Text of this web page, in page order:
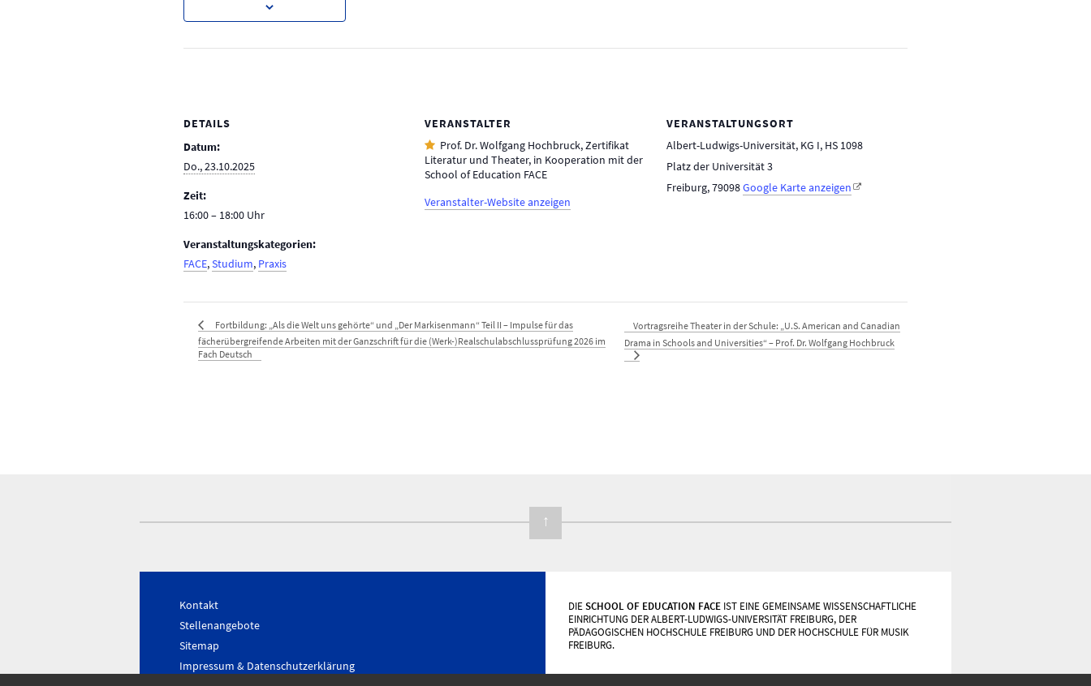
DETAILS
Datum:
Do., 23.10.2025
Zeit:
16:00 – 18:00
Veranstaltungskategorien:
FACE,Studium, Praxis
VERANSTALTUNGSORT
Albert-Ludwigs-Universität, KG I, HS 1098
Platz der Universität 3
Freiburg,79098Google Karte anzeigen
VERANSTALTER
Prof. Dr. Wolfgang Hochbruck, Zertifikat
Literatur und Theater, in Kooperation mit der
School of Education FACE
Veranstalter-Website anzeigen
Fortbildung: „Als die Welt uns gehörte“ und „Der Markisenmann“ Teil II – Impulse für das
fächerübergreifende Arbeiten mit der Ganzschrift für die (Werk-)Realschulabschlussprüfung 2026 im
Fach Deutsch
Vortragsreihe Theater in der Schule: „U.S. American and Canadian
Drama in Schools and Universities“ – Prof. Dr. Wolfgang Hochbruck
↑
Kontakt
Stellenangebote
Sitemap
Impressum & Datenschutzerklärung
DIE SCHOOL OF EDUCATION FACE IST EINE GEMEINSAME WISSENSCHAFTLICHE
EINRICHTUNG DER ALBERT-LUDWIGS-UNIVERSITÄT FREIBURG, DER
PÄDAGOGISCHEN HOCHSCHULE FREIBURG UND DER HOCHSCHULE FÜR MUSIK
FREIBURG.